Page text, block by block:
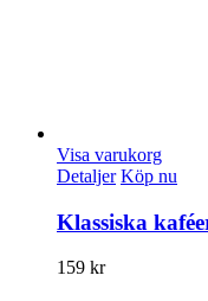
Visa varukorg
Detaljer Köp nu
Klassiska
159 kr